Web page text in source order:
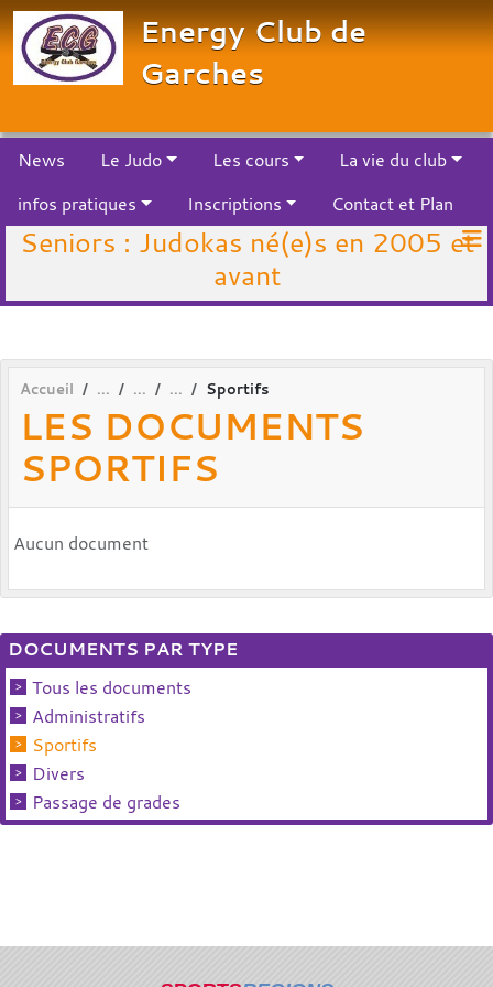
Energy Club de
Garches
News Le Judo Les cours
La vie du club
infos pratiques
Inscriptions Contact et Plan
Seniors : Judokas né(e)s en 2005 et
avant
Accueil Sportifs
LES DOCUMENTS
SPORTIFS
Aucun document
DOCUMENTS PAR TYPE
Tous les documents
Administratifs
Sportifs
Divers
Passage de grades
Panneau de gestion des cookies